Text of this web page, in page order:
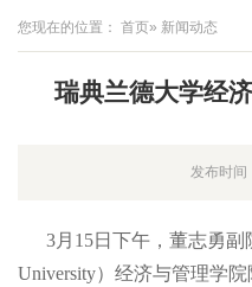
您现在的位置： 首页» 新闻动态
瑞典兰德大学经
发布时间
3月 15日下午，董志勇
University）经济与管理学院